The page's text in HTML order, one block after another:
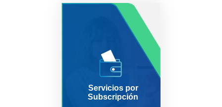
Servicios por
Subscripción